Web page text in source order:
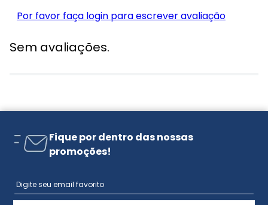
Por favor faça login para escrever avaliação
Sem avaliações.
Fique por dentro das nossas
promoções!